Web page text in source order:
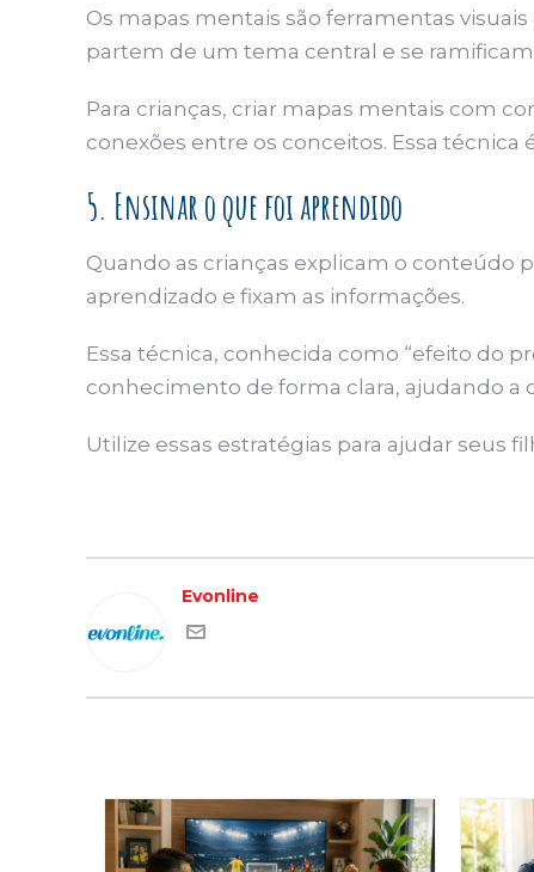
Os mapas mentais são ferramentas
partem de um tema central e se
Para crianças, criar mapas mentais com
conexões entre os conceitos. Essa
5. Ensinar o que foi aprendido
Quando as crianças explicam o conteúdo
aprendizado e fixam as informações.
Essa técnica, conhecida como “efeito do
conhecimento de forma clara, ajudando a
Utilize essas estratégias para ajudar seus
Evonline